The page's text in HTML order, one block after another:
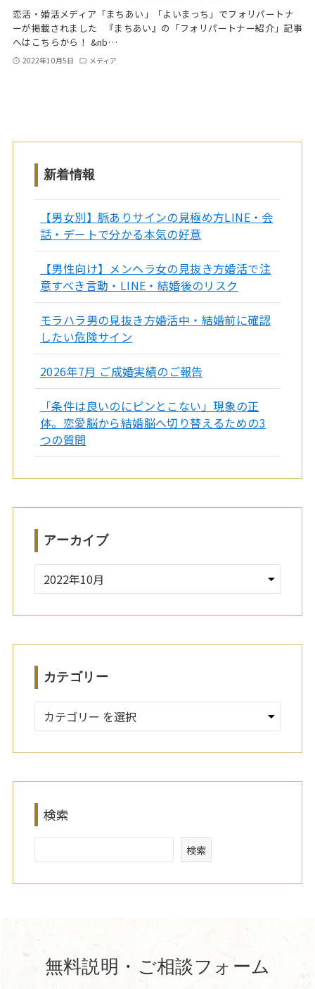
恋活・婚活メディア「まちあい」「よいまっち」でフォリパートナ
ーが掲載されました 『まちあい』の「フォリパートナー紹介」記事
へはこちらから！ &nb…
2022年10月5日 メディア
新着情報
【男女別】脈ありサインの見極め方LINE・会
話・デートで分かる本気の好意
【男性向け】メンヘラ女の見抜き方婚活で注
意すべき言動・LINE・結婚後のリスク
モラハラ男の見抜き方婚活中・結婚前に確認
したい危険サイン
2026年7月 ご成婚実績のご報告
「条件は良いのにピンとこない」現象の正
体。恋愛脳から結婚脳へ切り替えるための3
つの質問
アーカイブ
ア
ー
ブ
カテゴリー
検索
検索
無料説明・ご相談フォーム